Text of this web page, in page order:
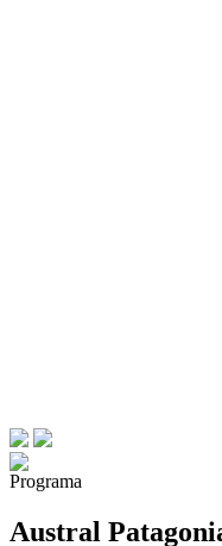
Programa
Austral